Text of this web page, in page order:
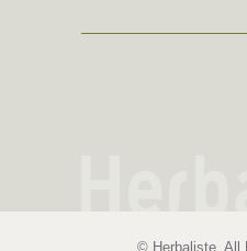
© Herbaliste. All